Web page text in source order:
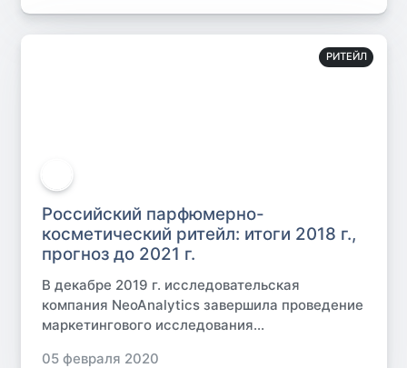
РИТЕЙЛ
Российский парфюмерно-
косметический ритейл: итоги 2018 г.,
прогноз до 2021 г.
В декабре 2019 г. исследовательская
компания NeoAnalytics завершила проведение
маркетингового исследования...
05 февраля 2020